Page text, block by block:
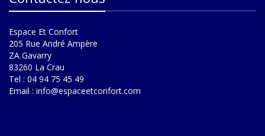
Espace Et Confort
205 Rue André Ampère
ZA Gavarry
83260 La Crau
Tel : 04 94 75 45 49
Email : info@espaceetconfort.com